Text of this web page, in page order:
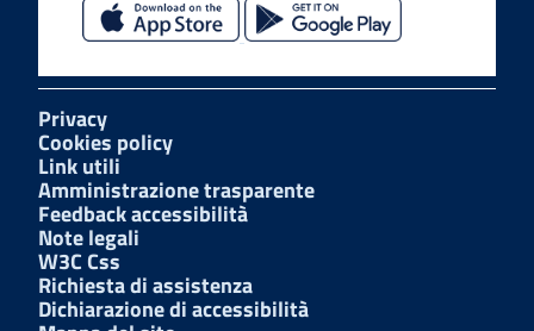
Privacy
Cookies policy
Link utili
Amministrazione trasparente
Feedback accessibilità
Note legali
W3C Css
Richiesta di assistenza
Dichiarazione di accessibilità